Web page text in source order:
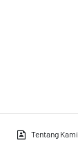
Tentang Kami